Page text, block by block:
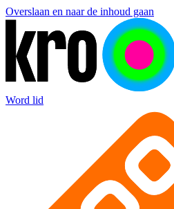
Overslaan en naar de inhoud gaan
Word lid